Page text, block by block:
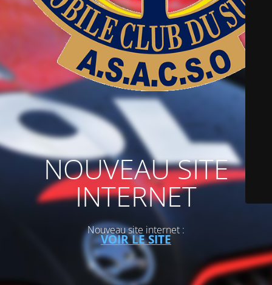
NOUVEAU SITE
INTERNET
Nouveau site internet :
VOIR LE SITE